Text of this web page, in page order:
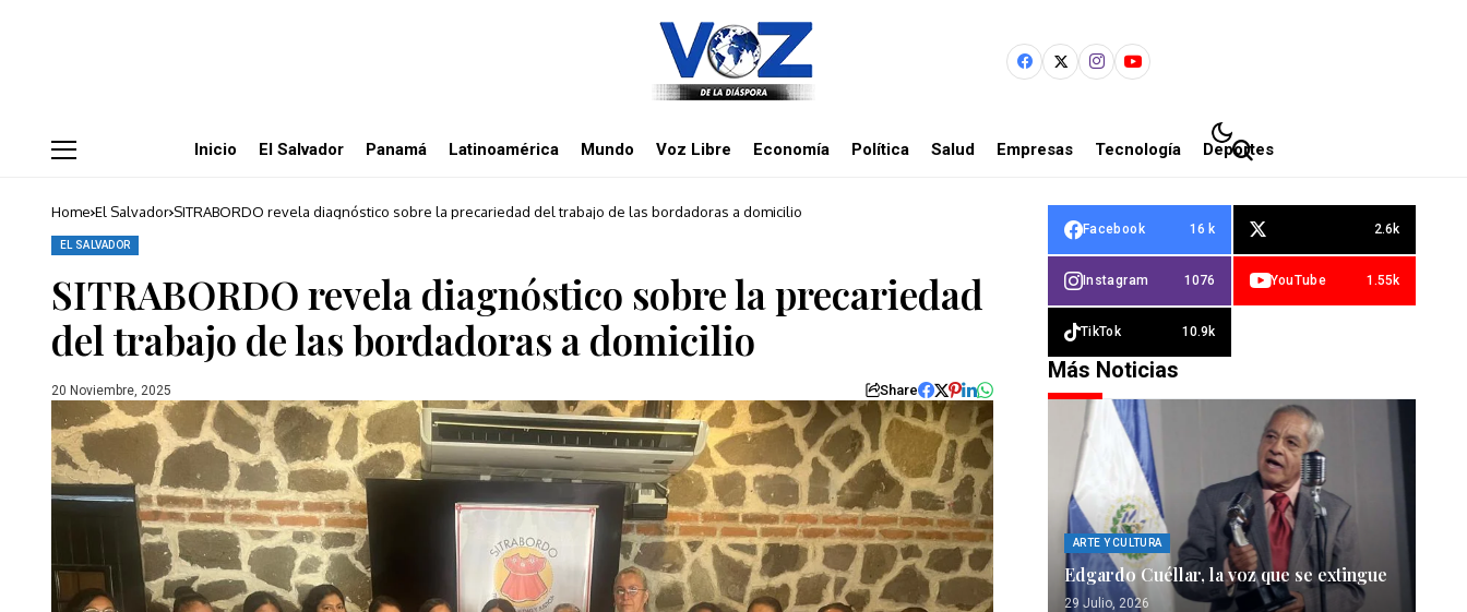
Inicio El Salvador Panamá Latinoamérica Mundo Voz Libre Economía Política Salud Empresas Tecnología Deportes
Home El Salvador SITRABORDO revela diagnóstico sobre la precariedad del trabajo de las bordadoras a domicilio
EL SALVADOR
SITRABORDO revela diagnóstico sobre la precariedad
del trabajo de las bordadoras a domicilio
20 Noviembre, 2025 Share
Facebook 16 k 2.6k
Instagram 1076 YouTube 1.55k
TikTok 10.9k
Más Noticias
ARTE Y CULTURA
Edgardo Cuéllar, la voz que se extingue
29 Julio, 2026